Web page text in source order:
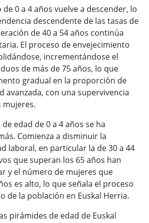
de 0 a 4 años vuelve a descender, lo
descendente de las tasas de
de 40 a 54 años continúa
El proceso de envejecimiento
incrementándose el
de más de 75 años, lo que
gradual en la proporción de
avanzada, con una supervivencia
mujeres.
edad de 0 a 4 años se ha
Comienza a disminuir la
laboral, en particular la de 30 a 44
que superan los 65 años han
y el número de mujeres que
es alto, lo que señala el proceso
de la población en Euskal Herria.
pirámides de edad de Euskal